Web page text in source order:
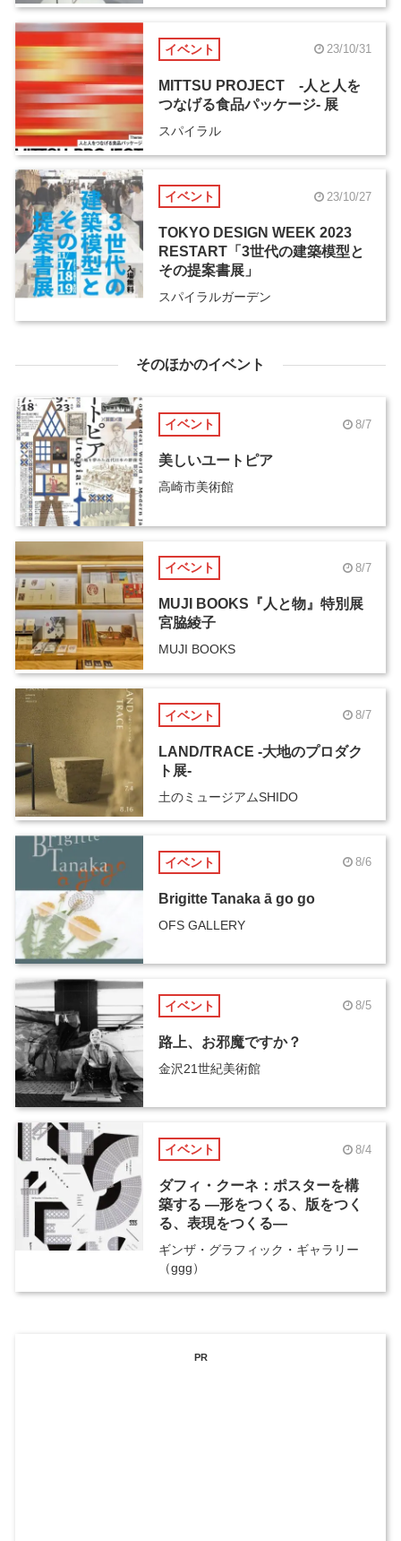
イベント 23/10/31
MITTSU PROJECT -人と人を
つなげる食品パッケージ- 展
スパイラル
イベント 23/10/27
TOKYO DESIGN WEEK 2023
RESTART「3世代の建築模型と
その提案書展」
スパイラルガーデン
そのほかのイベント
イベント 8/7
美しいユートピア
高崎市美術館
イベント 8/7
MUJI BOOKS『人と物』特別展
宮脇綾子
MUJI BOOKS
イベント 8/7
LAND/TRACE -大地のプロダク
ト展-
土のミュージアムSHIDO
イベント 8/6
Brigitte Tanaka ā go go
OFS GALLERY
イベント 8/5
路上、お邪魔ですか？
金沢21世紀美術館
イベント 8/4
ダフィ・クーネ：ポスターを構
築する ―形をつくる、版をつく
る、表現をつくる―
ギンザ・グラフィック・ギャラリー
（ggg）
PR